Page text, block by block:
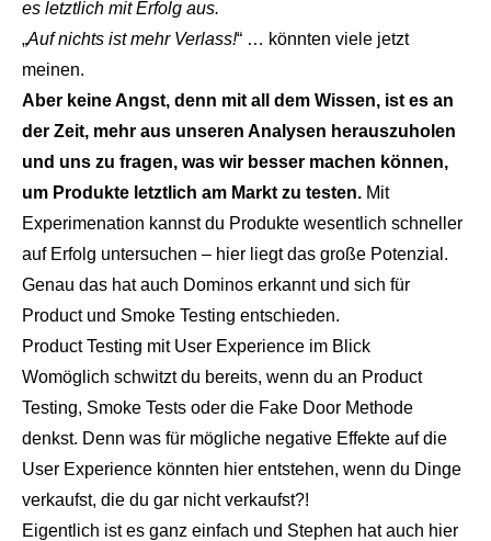
es letztlich mit Erfolg aus.
„Auf nichts ist mehr Verlass!“ … könnten viele jetzt
meinen.
Aber keine Angst, denn mit all dem Wissen, ist es an
der Zeit, mehr aus unseren Analysen herauszuholen
und uns zu fragen, was wir besser machen können,
um Produkte letztlich am Markt zu testen. Mit
Experimenation kannst du Produkte wesentlich schneller
auf Erfolg untersuchen – hier liegt das große Potenzial.
Genau das hat auch Dominos erkannt und sich für
Product und Smoke Testing entschieden.
Product Testing mit User Experience im Blick
Womöglich schwitzt du bereits, wenn du an Product
Testing, Smoke Tests oder die Fake Door Methode
denkst. Denn was für mögliche negative Effekte auf die
User Experience könnten hier entstehen, wenn du Dinge
verkaufst, die du gar nicht verkaufst?!
Eigentlich ist es ganz einfach und Stephen hat auch hier